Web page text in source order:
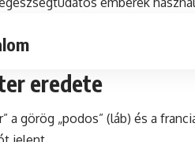
eredete
a görög „podos” (láb) és a